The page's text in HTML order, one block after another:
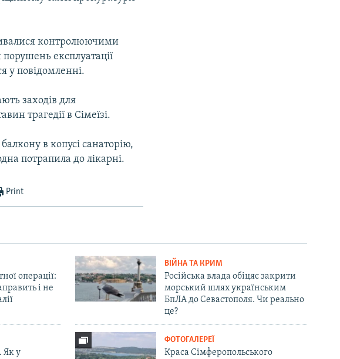
контролюючими
експлуатації
у повідомленні.
заходів для
трагедії в Сімеїзі.
в копусі санаторію,
потрапила до лікарні.
Print
операції:
і не
ВІЙНА ТА КРИМ
Російська влада обіцяє закрити
морський шлях українським
БпЛА до Севастополя. Чи реально
це?
Як у
ФОТОГАЛЕРЕЇ
Краса Сімферопольського